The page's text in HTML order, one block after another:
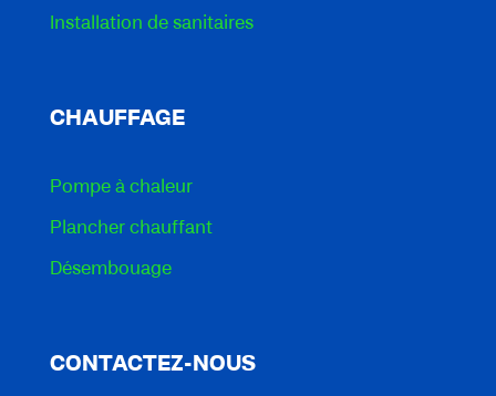
Installation de sanitaires
CHAUFFAGE
Pompe à chaleur
Plancher chauffant
Désembouage
CONTACTEZ-NOUS